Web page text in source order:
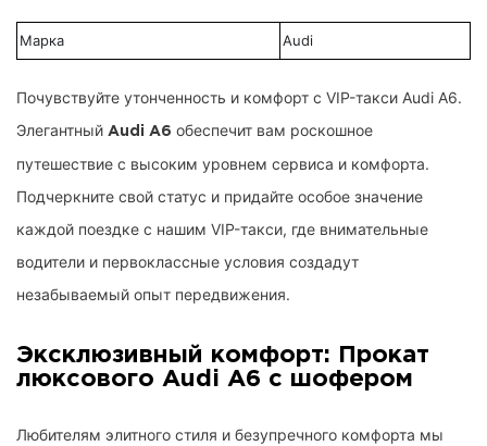
Марка Audi
Почувствуйте утонченность и комфорт с VIP-такси Audi A6.
Элегантный Audi A6 обеспечит вам роскошное
путешествие с высоким уровнем сервиса и комфорта.
Подчеркните свой статус и придайте особое значение
каждой поездке с нашим VIP-такси, где внимательные
водители и первоклассные условия создадут
незабываемый опыт передвижения.
Эксклюзивный комфорт: Прокат
люксового Audi A6 с шофером
Любителям элитного стиля и безупречного комфорта мы